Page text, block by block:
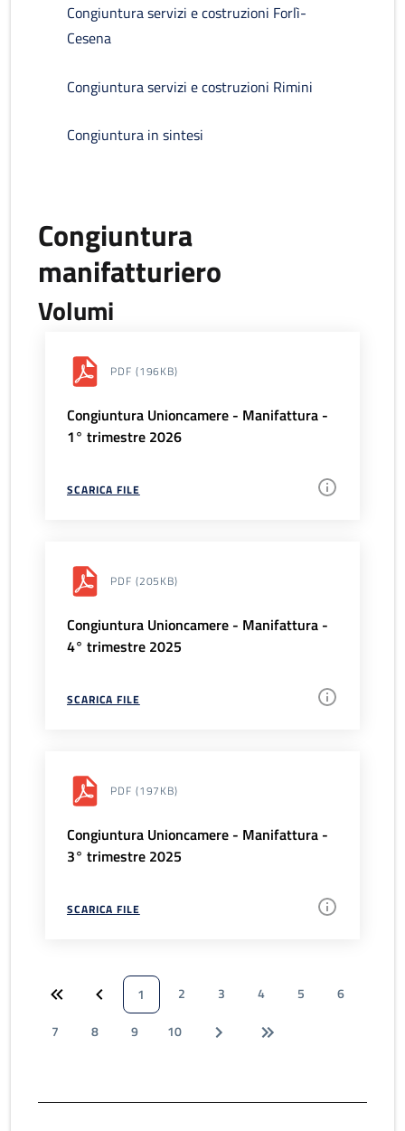
Congiuntura servizi e costruzioni Forlì-
Cesena
Congiuntura servizi e costruzioni Rimini
Congiuntura in sintesi
Congiuntura
manifatturiero
Volumi
PDF (196KB)
Congiuntura Unioncamere - Manifattura -
1° trimestre 2026
SCARICA FILE
PDF (205KB)
Congiuntura Unioncamere - Manifattura -
4° trimestre 2025
SCARICA FILE
PDF (197KB)
Congiuntura Unioncamere - Manifattura -
3° trimestre 2025
SCARICA FILE
1 2 3 4 5
6
7
8 9 10